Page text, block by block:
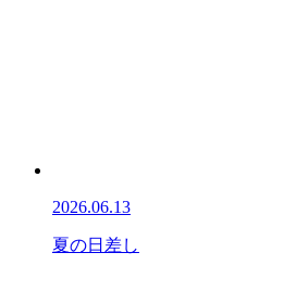
2026.06.13
夏の日差し